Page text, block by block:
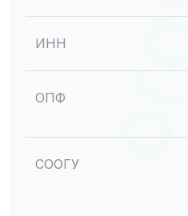
ИНН
ОПФ
СООГУ